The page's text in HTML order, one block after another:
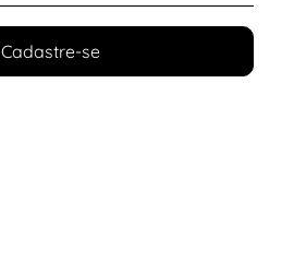
Cadastre-se